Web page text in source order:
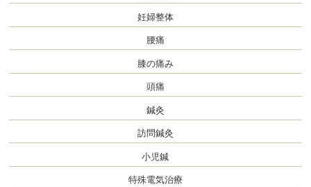
妊婦整体
腰痛
膝の痛み
頭痛
鍼灸
訪問鍼灸
小児鍼
特殊電気治療